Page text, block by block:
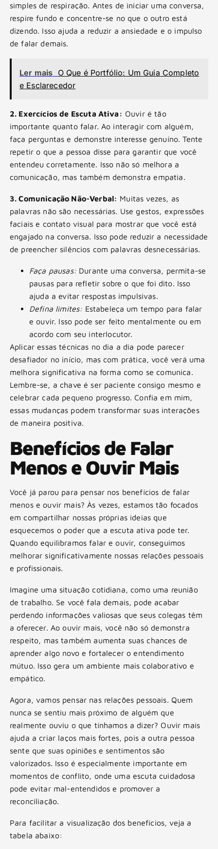
simples de respiração. Antes de iniciar uma conversa,
respire fundo e concentre-se no que o outro está
dizendo. Isso ajuda a reduzir a ansiedade e o impulso
de falar demais.
Ler mais O Que é Portfólio: Um Guia Completo
e Esclarecedor
2. Exercícios de Escuta Ativa: Ouvir é tão
importante quanto falar. Ao interagir com alguém,
faça perguntas e demonstre interesse genuíno. Tente
repetir o que a pessoa disse para garantir que você
entendeu corretamente. Isso não só melhora a
comunicação, mas também demonstra empatia.
3. Comunicação Não-Verbal: Muitas vezes, as
palavras não são necessárias. Use gestos, expressões
faciais e contato visual para mostrar que você está
engajado na conversa. Isso pode reduzir a necessidade
de preencher silêncios com palavras desnecessárias.
Faça pausas:Durante uma conversa, permita-se
pausas para refletir sobre o que foi dito. Isso
ajuda a evitar respostas impulsivas.
Defina limites: Estabeleça um tempo para falar
e ouvir. Isso pode ser feito mentalmente ou em
acordo com seu interlocutor.
Aplicar essas técnicas no dia a dia pode parecer
desafiador no início, mas com prática, você verá uma
melhora significativa na forma como se comunica.
Lembre-se, a chave é ser paciente consigo mesmo e
celebrar cada pequeno progresso. Confia em mim,
essas mudanças podem transformar suas interações
de maneira positiva.
Benefícios de Falar
Menos e Ouvir Mais
Você já parou para pensar nos benefícios de falar
menos e ouvir mais? Às vezes, estamos tão focados
em compartilhar nossas próprias ideias que
esquecemos o poder que a escuta ativa pode ter.
Quando equilibramos falar e ouvir, conseguimos
melhorar significativamente nossas relações pessoais
e profissionais.
Imagine uma situação cotidiana, como uma reunião
de trabalho. Se você fala demais, pode acabar
perdendo informações valiosas que seus colegas têm
a oferecer. Ao ouvir mais, você não só demonstra
respeito, mas também aumenta suas chances de
aprender algo novo e fortalecer o entendimento
mútuo. Isso gera um ambiente mais colaborativo e
empático.
Agora, vamos pensar nas relações pessoais. Quem
nunca se sentiu mais próximo de alguém que
realmente ouviu o que tínhamos a dizer? Ouvir mais
ajuda a criar laços mais fortes, pois a outra pessoa
sente que suas opiniões e sentimentos são
valorizados. Isso é especialmente importante em
momentos de conflito, onde uma escuta cuidadosa
pode evitar mal-entendidos e promover a
reconciliação.
Para facilitar a visualização dos benefícios, veja a
tabela abaixo: